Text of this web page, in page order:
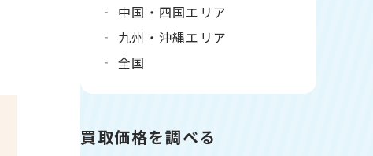
中国・四国エリア
九州・沖縄エリア
全国
買取価格を調べる